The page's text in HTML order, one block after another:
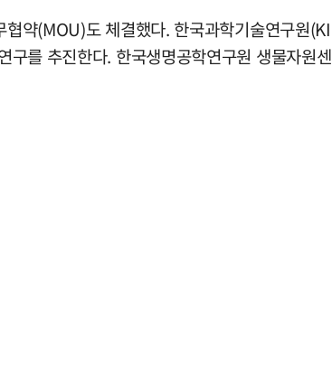
약(MOU)도 체결했다. 한국과학기술연구원
구를 추진한다. 한국생명공학연구원 생물자